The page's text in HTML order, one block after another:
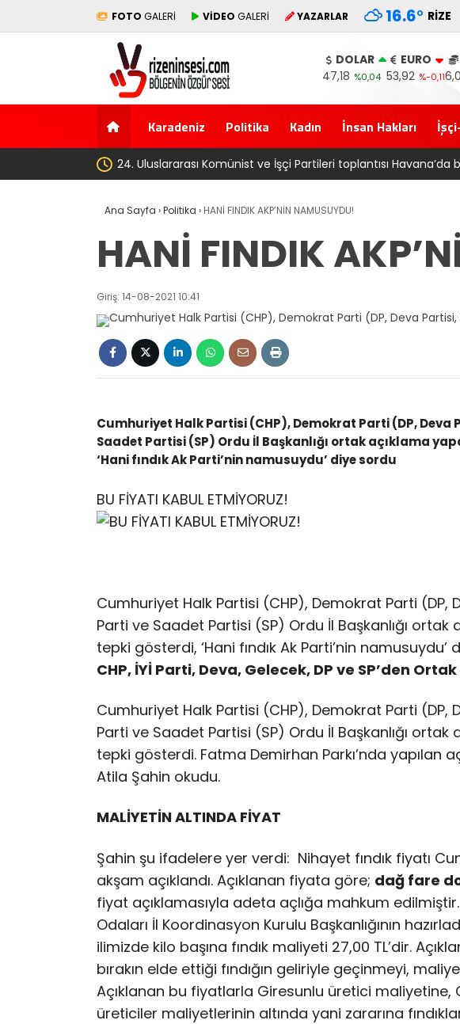
FOTO GALERİ VİDEO GALERİ YAZARLAR 16.6° RIZE
DOLAR
47,18 %0,04
EURO
53,92 %-0,11
Karadeniz Politika Kadın İnsan Hakları
‘Çerçeve yasa’ kanun teklifi Adalet
Ana Sayfa ›Politika › HANİ FINDIK AKP’NİN NAMUSUYDU!
HANİ FINDIK
Giriş: 14-08-2021 10:41
Cumhuriyet Halk Partisi (CHP), Demokrat Parti (DP, Deva
Saadet Partisi (SP) Ordu İl Başkanlığı ortak açıklama
‘Hani fındık Ak Parti’nin namusuydu’ diye sordu
BU FİYATI KABUL ETMİYORUZ!
Cumhuriyet Halk Partisi (CHP), Demokrat Parti (DP,
Parti ve Saadet Partisi (SP) Ordu İl Başkanlığı ortak
tepki gösterdi, ‘Hani fındık Ak Parti’nin namusuydu’
CHP, İYİ Parti, Deva, Gelecek, DP ve SP’den
Cumhuriyet Halk Partisi (CHP), Demokrat Parti (DP,
Parti ve Saadet Partisi (SP) Ordu İl Başkanlığı ortak
tepki gösterdi. Fatma Demirhan Parkı’nda yapılan
Atila Şahin okudu.
MALİYETİN ALTINDA FİYAT
Şahin şu ifadelere yer verdi: Nihayet fındık fiyatı
akşam açıklandı. Açıklanan fiyata göre; dağ fare
fiyat açıklamasıyla adeta açlığa mahkum
Odaları İl Koordinasyon Kurulu Başkanlığının
ilimizde kilo başına fındık maliyeti 27,00 TL’dir.
bırakın elde ettiği fındığın geliriyle geçinmeyi,
Açıklanan bu fiyatlarla Giresunlu üretici maliyetine,
üreticiler maliyetlerinin altında yani zararına